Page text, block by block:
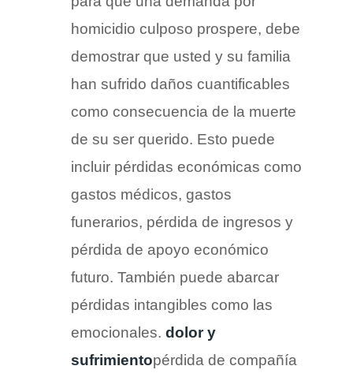
homicidio culposo prospere, debe
demostrar que usted y su familia
han sufrido daños cuantificables
como consecuencia de la muerte
de su ser querido. Esto puede
incluir pérdidas económicas como
gastos médicos, gastos
funerarios, pérdida de ingresos y
pérdida de apoyo económico
futuro. También puede abarcar
pérdidas intangibles como las
emocionales. dolor y
sufrimientopérdida de compañía